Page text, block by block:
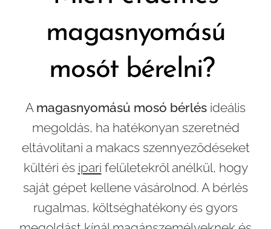
magasnyomású
mosót bérelni?
A magasnyomású mosó bérlés ideális
megoldás, ha hatékonyan szeretnéd
eltávolítani a makacs szennyeződéseket
kültéri és ipari felületekről anélkül, hogy
saját gépet kellene vásárolnod. A bérlés
rugalmas, költséghatékony és gyors